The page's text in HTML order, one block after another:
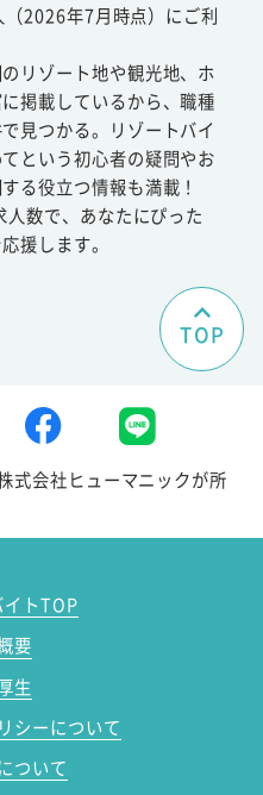
2026年7月時点）にご利
リゾート地や観光地、ホ
掲載しているから、職種
見つかる。リゾートバイ
という初心者の疑問やお
る役立つ情報も満載！
数で、あなたにぴった
援します。
TOP
式会社ヒューマニックが所
イトTOP
要
生
シーについて
ついて